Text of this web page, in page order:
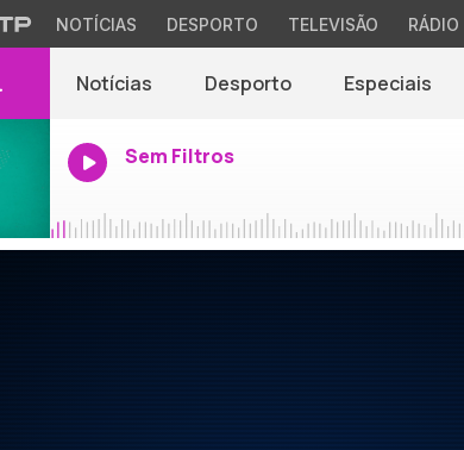
NOTÍCIAS DESPORTO TELEVISÃO RÁDIO
Notícias Desporto Especiais
Sem Filtros